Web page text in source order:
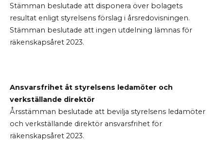
Stämman beslutade att disponera över bolagets
resultat enligt styrelsens förslag i årsredovisningen.
Stämman beslutade att ingen utdelning lämnas för
räkenskapsåret 2023.
Ansvarsfrihet åt styrelsens ledamöter och
verkställande direktör
Årsstämman beslutade att bevilja styrelsens ledamöter
och verkställande direktör ansvarsfrihet för
räkenskapsåret 2023.